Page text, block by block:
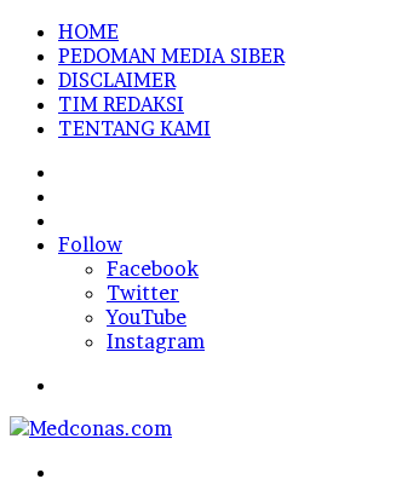
HOME
PEDOMAN MEDIA SIBER
DISCLAIMER
TIM REDAKSI
TENTANG KAMI
In
Follow
Facebook
Twitter
YouTube
Instagram